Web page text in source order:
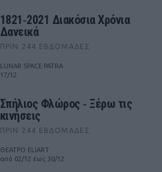
1821‑2021 Διακόσια Χρόνια
Δανεικά
ΠΡΙΝ 244 ΕΒΔΟΜΆΔΕΣ
LUNAR SPACE PATRA
17/12
Σπήλιος Φλώρος ‑ Ξέρω τις
κινήσεις
ΠΡΙΝ 244 ΕΒΔΟΜΆΔΕΣ
ΘΕΑΤΡΟ ELIART
από 02/12 έως 30/12